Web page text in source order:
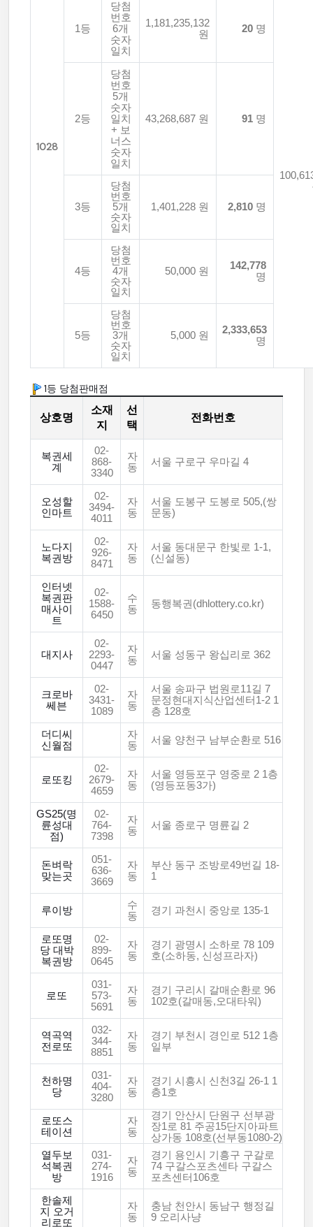
1028
1등
당첨
번호
6개
숫자
일치
1,181,235,132
원
20 명
2등
당첨
번호
5개
숫자
일치
+ 보
너스
숫자
일치
43,268,687 원 91 명
3등
당첨
번호
5개
숫자
일치
1,401,228 원 2,810 명
4등
당첨
번호
4개
숫자
일치
50,000 원
142,778
명
5등
당첨
번호
3개
숫자
일치
5,000 원
2,333,653
명
1등 당첨판매점
상호명
소재
지
선
택
전화번호
복권세
계
02-
868-
3340
자
동
서울 구로구 우마길 4
오성할
인마트
02-
3494-
4011
자
동
서울 도봉구 도봉로 505,(쌍
문동)
노다지
복권방
02-
926-
8471
자
동
서울 동대문구 한빛로 1-1,
(신설동)
인터넷
복권판
매사이
트
02-
1588-
6450
수
동
동행복권(dhlottery.co.kr)
대지사
02-
2293-
0447
자
동
서울 성동구 왕십리로 362
크로바
쎄븐
02-
3431-
1089
자
동
서울 송파구 법원로11길 7
문정현대지식산업센터1-2 1
층 128호
더디씨
신월점
자
동
서울 양천구 남부순환로 516
로또킹
02-
2679-
4659
자
동
서울 영등포구 영중로 2 1층
(영등포동3가)
GS25(명
륜성대
점)
02-
764-
7398
자
동
서울 종로구 명륜길 2
돈벼락
맞는곳
051-
636-
3669
자
동
부산 동구 조방로49번길 18-
1
루이방
수
동
경기 과천시 중앙로 135-1
로또명
당 대박
복권방
02-
899-
0645
자
동
경기 광명시 소하로 78 109
호(소하동, 신성프라자)
로또
031-
573-
5691
자
동
경기 구리시 갈매순환로 96
102호(갈매동,오대타워)
역곡역
전로또
032-
344-
8851
자
동
경기 부천시 경인로 512 1층
일부
천하명
당
031-
404-
3280
자
동
경기 시흥시 신천3길 26-1 1
층1호
로또스
테이션
자
동
경기 안산시 단원구 선부광
장1로 81 주공15단지아파트
상가동 108호(선부동1080-2)
열두보
석복권
방
031-
274-
1916
자
동
경기 용인시 기흥구 구갈로
74 구갈스포츠센타 구갈스
포츠센터106호
한솔제
지 오거
리로또
자
동
충남 천안시 동남구 행정길
9 오리사냥